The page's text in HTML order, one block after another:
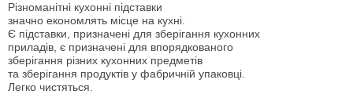
Різноманітні кухонні підставки
значно економлять місце на кухні.
Є підставки, призначені для зберігання кухонних
приладів, є призначені для впорядкованого
зберігання різних кухонних предметів
та зберігання продуктів у фабричній упаковці.
Легко чистяться.